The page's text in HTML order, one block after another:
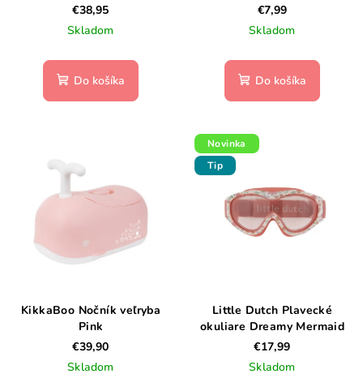
ponorky
€38,95
Skladom
Do košíka
Woods
€7,99
Skladom
Do košíka
KikkaBoo Nočník veľryba
Pink
€39,90
Skladom
Novinka
Tip
Little Dutch Plavecké
okuliare Dreamy Mermaid
€17,99
Skladom